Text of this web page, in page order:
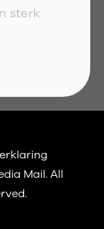
sterk
Mail.All